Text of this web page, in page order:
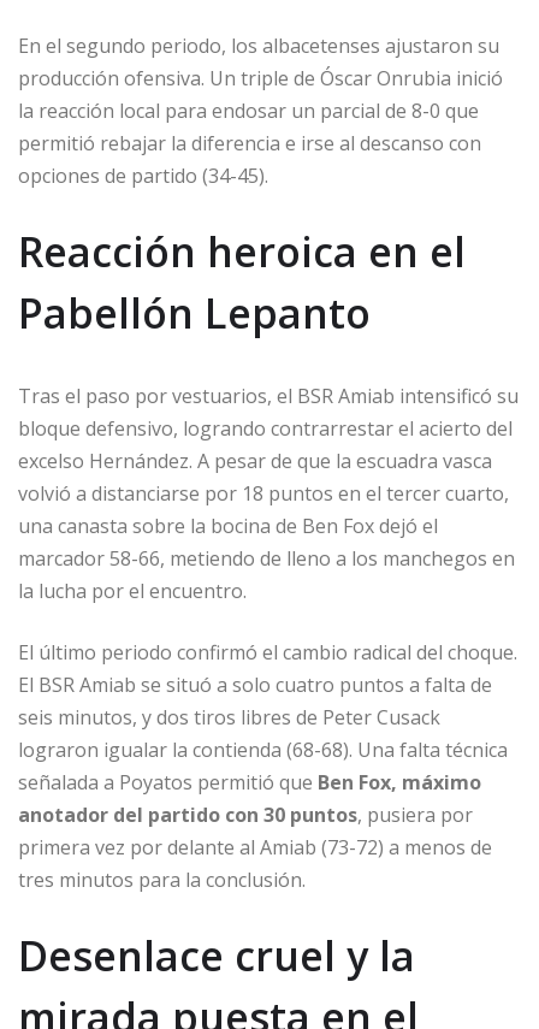
En el segundo periodo, los albacetenses ajustaron su
producción ofensiva. Un triple de Óscar Onrubia inició
la reacción local para endosar un parcial de 8-0 que
permitió rebajar la diferencia e irse al descanso con
opciones de partido (34-45).
Reacción heroica en el
Pabellón Lepanto
Tras el paso por vestuarios, el BSR Amiab intensificó su
bloque defensivo, logrando contrarrestar el acierto del
excelso Hernández. A pesar de que la escuadra vasca
volvió a distanciarse por 18 puntos en el tercer cuarto,
una canasta sobre la bocina de Ben Fox dejó el
marcador 58-66, metiendo de lleno a los manchegos en
la lucha por el encuentro.
El último periodo confirmó el cambio radical del choque.
El BSR Amiab se situó a solo cuatro puntos a falta de
seis minutos, y dos tiros libres de Peter Cusack
lograron igualar la contienda (68-68). Una falta técnica
señalada a Poyatos permitió que Ben Fox, máximo
anotador del partido con 30 puntos, pusiera por
primera vez por delante al Amiab (73-72) a menos de
tres minutos para la conclusión.
Desenlace cruel y la
mirada puesta en el